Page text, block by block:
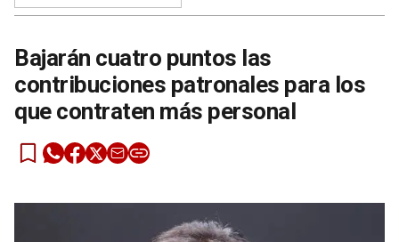
Bajarán cuatro puntos las
contribuciones patronales para los
que contraten más personal